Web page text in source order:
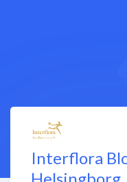
Interflora